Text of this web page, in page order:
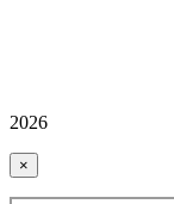
2026
×